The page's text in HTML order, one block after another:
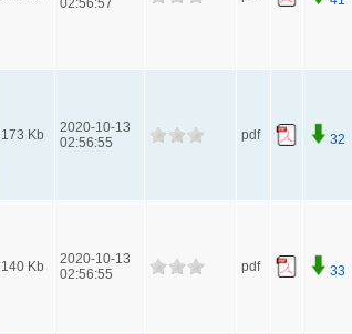
02:56:57
173 Kb
2020-10-13
02:56:55
pdf 32
140 Kb
2020-10-13
02:56:55
pdf 33